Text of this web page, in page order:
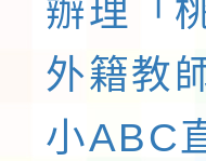
辦理「
外籍教
小ABC